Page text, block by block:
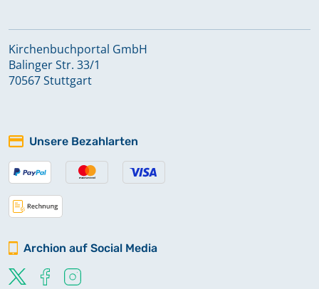
Kirchenbuchportal GmbH
Balinger Str. 33/1
70567 Stuttgart
Unsere Bezahlarten
Archion auf Social Media